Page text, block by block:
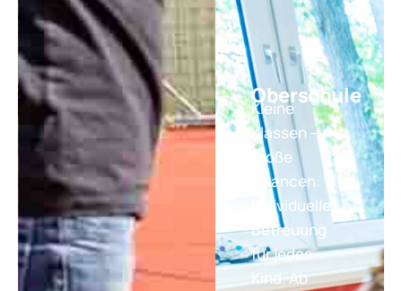
Oberschule
Kleine
Klassen –
große
Chancen:
Individuelle
Betreuung
für jedes
Kind. Ab